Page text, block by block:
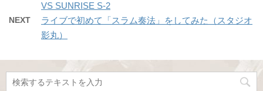
VS SUNRISE S-2
NEXT
ライブで初めて「スラム奏法」をしてみた（スタジオ
影丸）